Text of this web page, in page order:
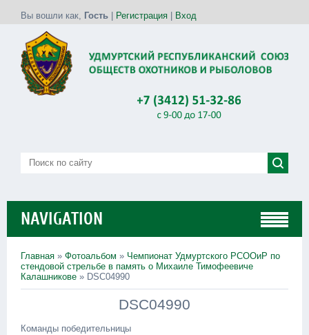
Вы вошли как, Гость Регистрация Вход
NAVIGATION
Главная » Фотоальбом » Чемпионат Удмуртского РСООиР по
стендовой стрельбе в память о Михаиле Тимофеевиче
Калашникове » DSC04990
DSC04990
Команды победительницы